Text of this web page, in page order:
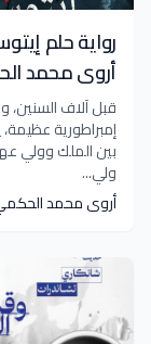
رواية حلم
أروى محمد
قبل آلاف السنين،
إمبراطورية عظيمة،
بين الملك وولي
ولي...
أروى محمد